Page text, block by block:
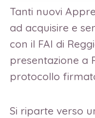
Tanti nuovi
ad acquisire e
con il FAI di
presentazione a
protocollo
Si riparte verso